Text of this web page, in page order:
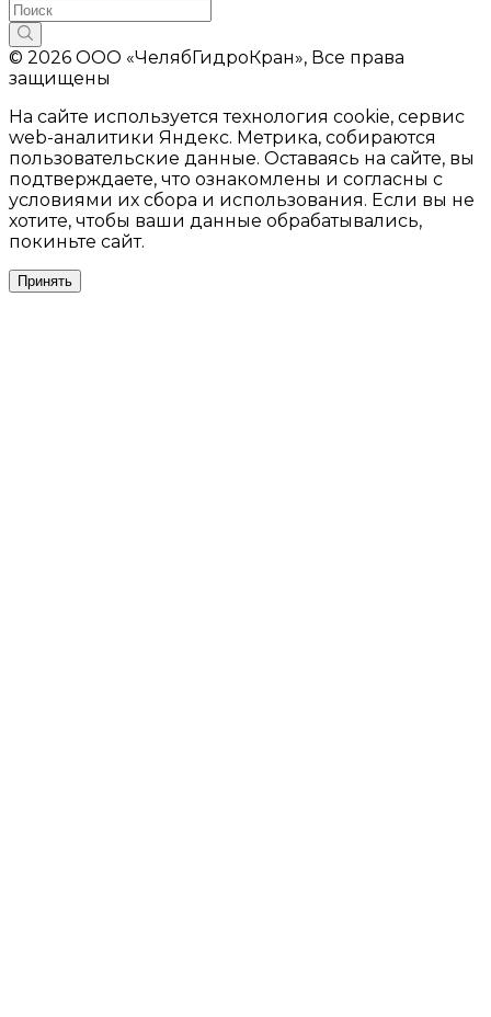
© 2026 ООО «ЧелябГидроКран», Все права
защищены
На сайте используется технология cookie, сервис
web-аналитики Яндекс. Метрика, собираются
пользовательские данные. Оставаясь на сайте, вы
подтверждаете, что ознакомлены и согласны с
условиями их сбора и использования. Если вы не
хотите, чтобы ваши данные обрабатывались,
покиньте сайт.
Принять